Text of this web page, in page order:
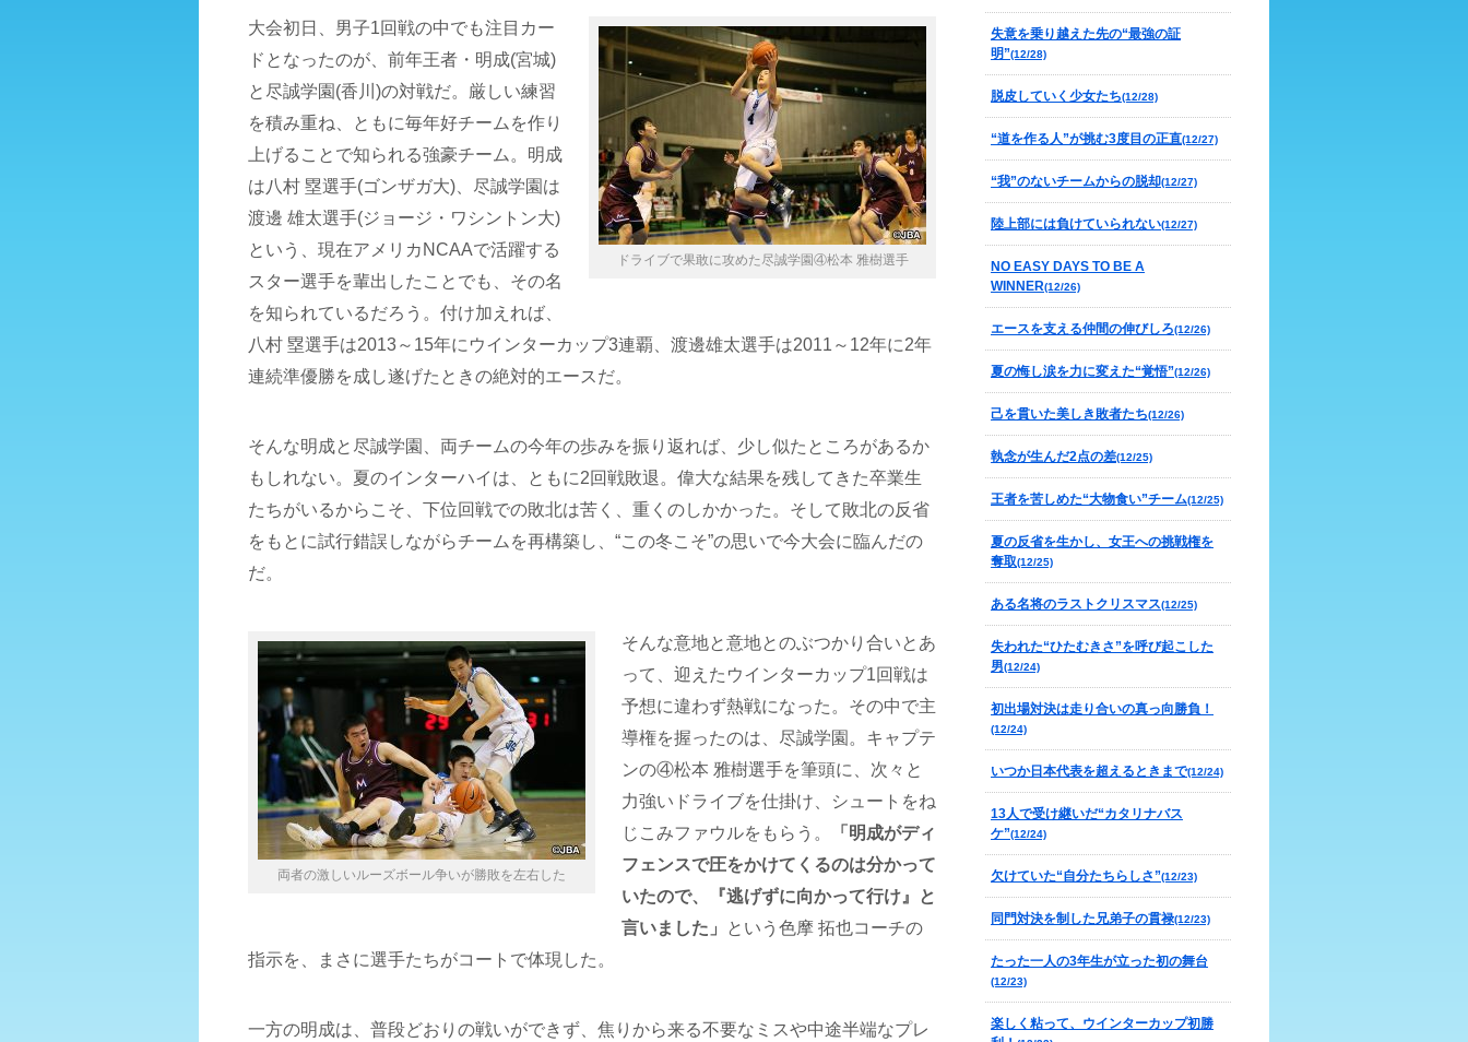
ドライブで果敢に攻めた尽誠学園④松本 雅樹選手
大会初日、男子1回戦の中でも注目カー
ドとなったのが、前年王者・明成(宮城)
と尽誠学園(香川)の対戦だ。厳しい練習
を積み重ね、ともに毎年好チームを作り
上げることで知られる強豪チーム。明成
は八村 塁選手(ゴンザガ大)、尽誠学園は
渡邊 雄太選手(ジョージ・ワシントン大)
という、現在アメリカNCAAで活躍する
スター選手を輩出したことでも、その名
を知られているだろう。付け加えれば、
八村 塁選手は2013～15年にウインターカップ3連覇、渡邊雄太選手は2011～12年に2年
連続準優勝を成し遂げたときの絶対的エースだ。
そんな明成と尽誠学園、両チームの今年の歩みを振り返れば、少し似たところがあるか
もしれない。夏のインターハイは、ともに2回戦敗退。偉大な結果を残してきた卒業生
たちがいるからこそ、下位回戦での敗北は苦く、重くのしかかった。そして敗北の反省
をもとに試行錯誤しながらチームを再構築し、“この冬こそ”の思いで今大会に臨んだの
だ。
両者の激しいルーズボール争いが勝敗を左右した
そんな意地と意地とのぶつかり合いとあ
って、迎えたウインターカップ1回戦は
予想に違わず熱戦になった。その中で主
導権を握ったのは、尽誠学園。キャプテ
ンの④松本 雅樹選手を筆頭に、次々と
力強いドライブを仕掛け、シュートをね
じこみファウルをもらう。
「明成がディ
フェンスで圧をかけてくるのは分かって
いたので、『逃げずに向かって行け』と
言いました」
という色摩 拓也コーチの
指示を、まさに選手たちがコートで体現した。
一方の明成は、普段どおりの戦いができず、焦りから来る不要なミスや中途半端なプレ
失意を乗り越えた先の“最強の証
明”(12/28)
脱皮していく少女たち(12/28)
“道を作る人”が挑む3度目の正直(12/27)
“我”のないチームからの脱却(12/27)
陸上部には負けていられない(12/27)
NO EASY DAYS TO BE A
WINNER(12/26)
エースを支える仲間の伸びしろ(12/26)
夏の悔し涙を力に変えた“覚悟”(12/26)
己を貫いた美しき敗者たち(12/26)
執念が生んだ2点の差(12/25)
王者を苦しめた“大物食い”チーム(12/25)
夏の反省を生かし、女王への挑戦権を
奪取(12/25)
ある名将のラストクリスマス(12/25)
失われた“ひたむきさ”を呼び起こした
男(12/24)
初出場対決は走り合いの真っ向勝負！
(12/24)
いつか日本代表を超えるときまで(12/24)
13人で受け継いだ“カタリナバス
ケ”(12/24)
欠けていた“自分たちらしさ”(12/23)
同門対決を制した兄弟子の貫禄(12/23)
たった一人の3年生が立った初の舞台
(12/23)
楽しく粘って、ウインターカップ初勝